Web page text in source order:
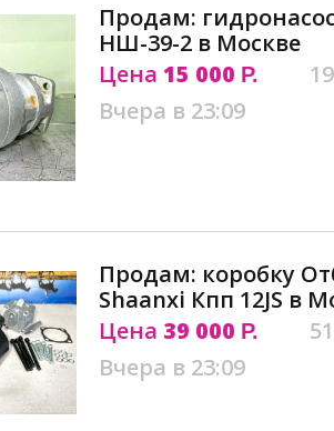
Продам:
НШ-39-2 в Москве
Цена 15 000 Р.
Вчера в 23:09
Продам: коробку
Shaanxi Кпп 12JS в
Цена 39 000 Р.
Вчера в 23:09